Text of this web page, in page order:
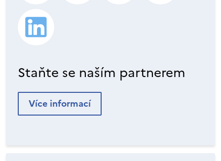
Staňte se naším partnerem
Více informací